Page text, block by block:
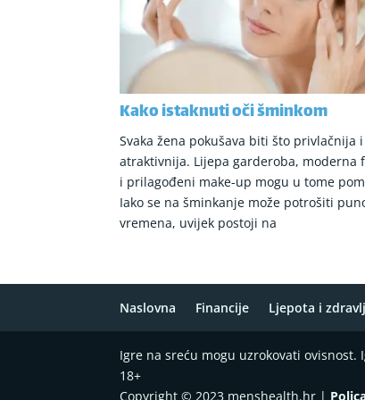
Kako istaknuti oči šminkom
Svaka žena pokušava biti što privlačnija i
atraktivnija. Lijepa garderoba, moderna
i prilagođeni make-up mogu u tome
Iako se na šminkanje može potrošiti
vremena, uvijek postoji na
Naslovna Financije Ljepota i
Igre na sreću mogu uzrokovati
18+
Copyright © 2023 menshealth.hr |